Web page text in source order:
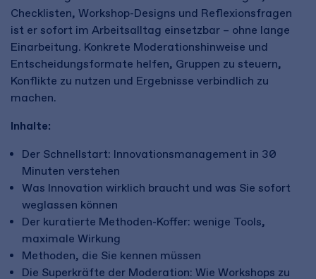
Checklisten, Workshop-Designs und Reflexionsfragen
ist er sofort im Arbeitsalltag einsetzbar – ohne lange
Einarbeitung. Konkrete Moderationshinweise und
Entscheidungsformate helfen, Gruppen zu steuern,
Konflikte zu nutzen und Ergebnisse verbindlich zu
machen.
Inhalte:
Der Schnellstart: Innovationsmanagement in 30
Minuten verstehen
Was Innovation wirklich braucht und was Sie sofort
weglassen können
Der kuratierte Methoden-Koffer: wenige Tools,
maximale Wirkung
Methoden, die Sie kennen müssen
Die Superkräfte der Moderation: Wie Workshops zu